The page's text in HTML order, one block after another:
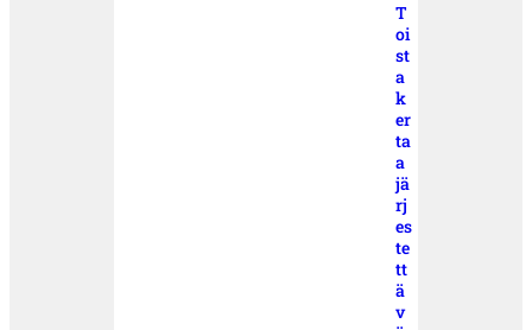
T
oi
st
a
k
er
ta
a
jä
rj
es
te
tt
ä
v